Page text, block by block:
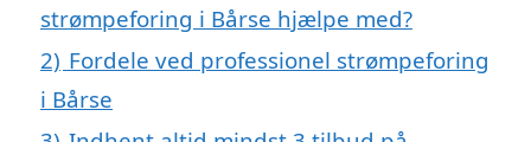
strømpeforing i Bårse hjælpe med?
2) Fordele ved professionel strømpeforing
i Bårse